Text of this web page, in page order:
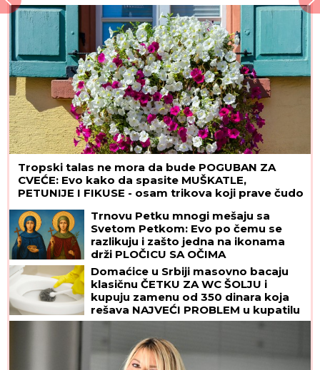
sa razglednice
Tropski talas ne mora da bude POGUBAN ZA
CVEĆE: Evo kako da spasite MUŠKATLE,
PETUNIJE I FIKUSE - osam trikova koji prave čudo
Trnovu Petku mnogi mešaju sa
Svetom Petkom: Evo po čemu se
razlikuju i zašto jedna na ikonama
drži PLOČICU SA OČIMA
Domaćice u Srbiji masovno bacaju
klasičnu ČETKU ZA WC ŠOLJU i
kupuju zamenu od 350 dinara koja
rešava NAJVEĆI PROBLEM u kupatilu